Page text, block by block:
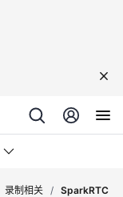
录制相关 / SparkRTC